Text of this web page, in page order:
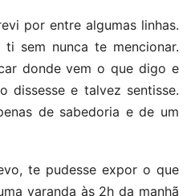
por entre algumas linhas.
sem nunca te mencionar.
donde vem o que digo e
dissesse e talvez sentisse.
de sabedoria e de um
te pudesse expor o que
varanda às 2h da manhã